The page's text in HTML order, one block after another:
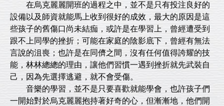
在烏克麗麗開班的過程之中，並不是只有投注良好的
設備以及師資就能馬上收到很好的成效，最大的原因是這
些孩子的舊傷口尚未結痂，或許是在學習上，曾經遭受到
跟不上同學的挫折；可能在家庭的陰影底下，曾經有無法
言說的沮喪；也許是在同儕之間，沒有任何值得誇耀的技
能，林林總總的理由，讓他們習慣一遇到挫折就先武裝自
己，因為先選擇逃避，就不會受傷。
音樂的學習，並不是只要喜歡就能學會，也許孩子們
一開始對於烏克麗麗抱持著好奇的心，但漸漸地，他們開